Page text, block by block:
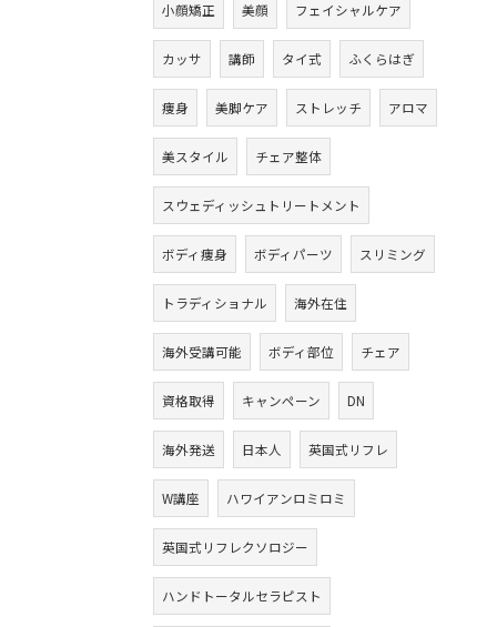
小顔矯正 美顔 フェイシャルケア
カッサ 講師 タイ式 ふくらはぎ
痩身 美脚ケア ストレッチ アロマ
美スタイル チェア整体
スウェディッシュトリートメント
ボディ痩身 ボディパーツ スリミング
トラディショナル 海外在住
海外受講可能 ボディ部位 チェア
資格取得 キャンペーン DN
海外発送 日本人 英国式リフレ
W講座 ハワイアンロミロミ
英国式リフレクソロジー
ハンドトータルセラピスト